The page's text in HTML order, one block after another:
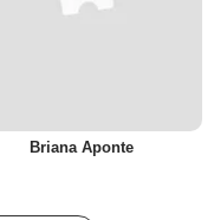
Briana Aponte